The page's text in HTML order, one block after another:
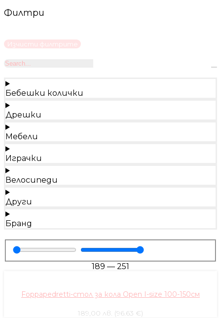
Филтри
Изчисти филтрите
Бебешки колички
Дрешки
Мебели
Играчки
Велосипеди
Други
Бранд
189 — 251
Foppapedretti-стол за кола Open I-size 100-150см
189,00 лв. (96.63 €)